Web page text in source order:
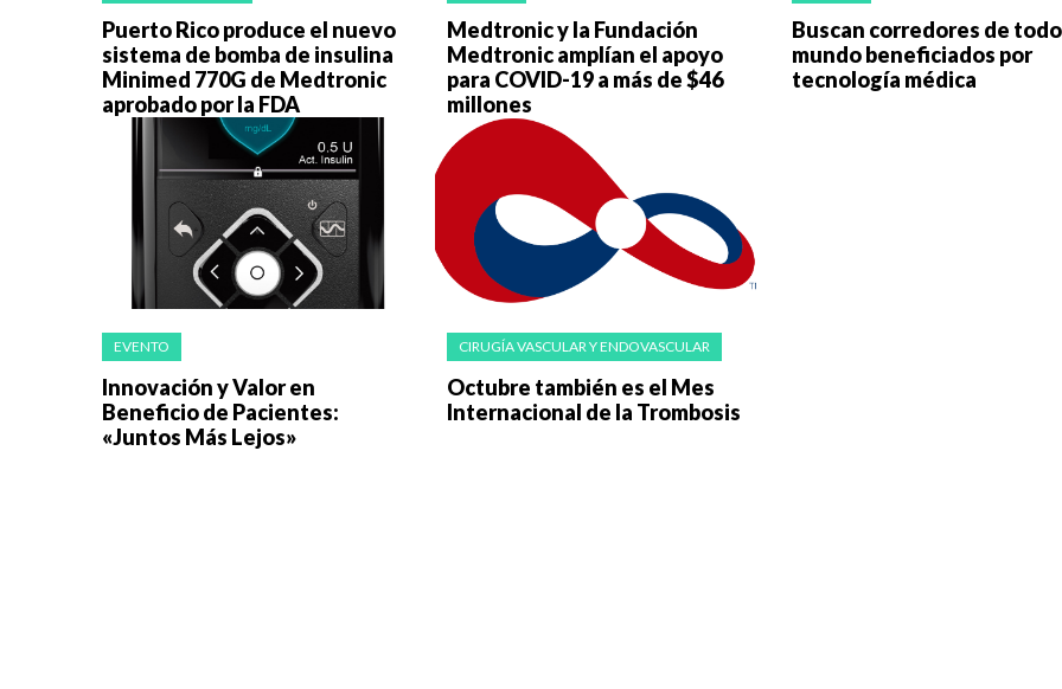
Puerto Rico produce el nuevo
sistema de bomba de insulina
Minimed 770G de Medtronic
aprobado por la FDA
Medtronic y la Fundación
Medtronic amplían el apoyo
para COVID-19 a más de $46
millones
Buscan corredores de
mundo beneficiados por
tecnología médica
EVENTO
Innovación y Valor en
Beneficio de Pacientes:
«Juntos Más Lejos»
CIRUGÍA VASCULAR Y ENDOVASCULAR
Octubre también es el Mes
Internacional de la Trombosis